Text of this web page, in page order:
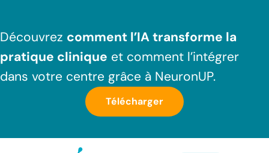
Découvrez comment l’IA transforme la
pratique clinique et comment l’intégrer
dans votre centre grâce à NeuronUP.
Télécharger